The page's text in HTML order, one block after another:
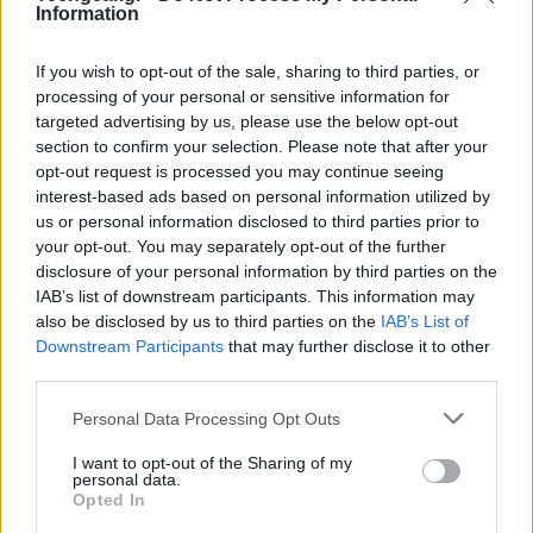
Information
If you wish to opt-out of the sale, sharing to third parties, or
processing of your personal or sensitive information for
targeted advertising by us, please use the below opt-out
section to confirm your selection. Please note that after your
opt-out request is processed you may continue seeing
interest-based ads based on personal information utilized by
us or personal information disclosed to third parties prior to
your opt-out. You may separately opt-out of the further
disclosure of your personal information by third parties on the
IAB’s list of downstream participants. This information may
also be disclosed by us to third parties on the IAB’s List of
Downstream Participants that may further disclose it to other
Please note that this website/app uses one or more Google
not limited to your visit or usage behaviour. You may click to
grant or deny consent to Google and its third-party tags to
use your data for below specified purposes in below Google
Personal Data Processing Opt Outs
I want to opt-out of the Sharing of my
personal data.
Opted In
Ποιος να το πίστευε πριν από μερικά χρόνια, ότι η
μονοπώλιο (θυμίζουμε ότι της είχε επιβληθεί τεράστιο
πρόστιμο από την Ευρωπαϊκή Επιτροπή για τον ίδιο
λόγο). Συγκεκριμένα, η Microsoft καταγγέλει τη